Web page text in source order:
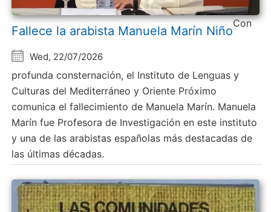
Fallece la arabista Manuela Marín Niño
Wed, 22/07/2026
Con
profunda consternación, el Instituto de Lenguas y
Culturas del Mediterráneo y Oriente Próximo
comunica el fallecimiento de Manuela Marín. Manuela
Marín fue Profesora de Investigación en este instituto
y una de las arabistas españolas más destacadas de
las últimas décadas.